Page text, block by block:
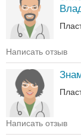
Написать отзыв
Написать отзыв